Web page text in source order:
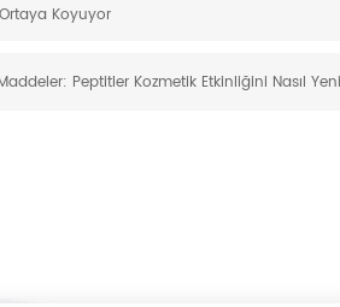
Koyuyor
Peptitler Kozmetik Etkinliğini Nasıl